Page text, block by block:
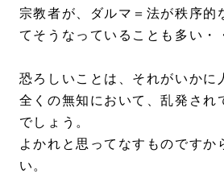
宗教者が、ダルマ＝法が秩序的
てそうなっていることも多い・
恐ろしいことは、それがいかに
全くの無知において、乱発され
でしょう。
よかれと思ってなすものですか
い。